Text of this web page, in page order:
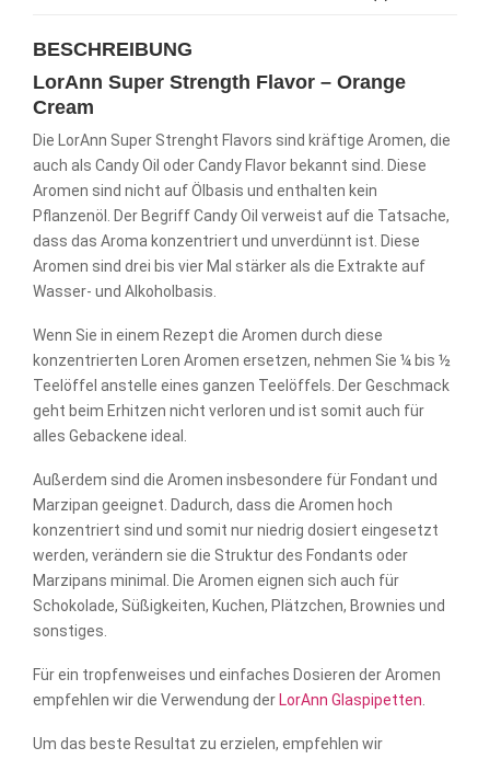
BESCHREIBUNG
LorAnn Super Strength Flavor – Orange
Cream
Die LorAnn Super Strenght Flavors sind kräftige Aromen, die
auch als Candy Oil oder Candy Flavor bekannt sind. Diese
Aromen sind nicht auf Ölbasis und enthalten kein
Pflanzenöl. Der Begriff Candy Oil verweist auf die Tatsache,
dass das Aroma konzentriert und unverdünnt ist. Diese
Aromen sind drei bis vier Mal stärker als die Extrakte auf
Wasser- und Alkoholbasis.
Wenn Sie in einem Rezept die Aromen durch diese
konzentrierten Loren Aromen ersetzen, nehmen Sie ¼ bis ½
Teelöffel anstelle eines ganzen Teelöffels. Der Geschmack
geht beim Erhitzen nicht verloren und ist somit auch für
alles Gebackene ideal.
Außerdem sind die Aromen insbesondere für Fondant und
Marzipan geeignet. Dadurch, dass die Aromen hoch
konzentriert sind und somit nur niedrig dosiert eingesetzt
werden, verändern sie die Struktur des Fondants oder
Marzipans minimal. Die Aromen eignen sich auch für
Schokolade, Süßigkeiten, Kuchen, Plätzchen, Brownies und
sonstiges.
Für ein tropfenweises und einfaches Dosieren der Aromen
empfehlen wir die Verwendung der LorAnn Glaspipetten
Um das beste Resultat zu erzielen, empfehlen wir